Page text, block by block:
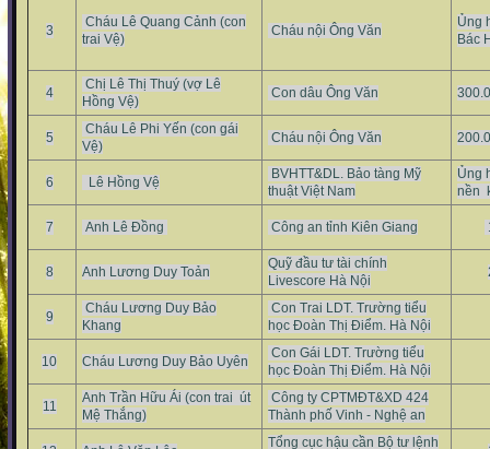
3
Cháu Lê Quang Cảnh (con
trai Vệ)
Cháu nội Ông Văn
Ủng
Bác
4
Chị Lê Thị Thuý (vợ Lê
Hồng Vệ)
Con dâu Ông Văn
5
Cháu Lê Phi Yến (con gái
Vệ)
Cháu nội Ông Văn
6 Lê Hồng Vệ
BVHTT&DL. Bảo tàng Mỹ
thuật Việt Nam
Ủng
nền
7 Anh Lê Đồng Công an tỉnh Kiên Giang
8 Anh Lương Duy Toản
Quỹ đầu tư tài chính
Livescore Hà Nội
9
Cháu Lương Duy Bảo
Khang
Con Trai LDT. Trường tiểu
học Đoàn Thị Điểm. Hà Nội
10 Cháu Lương Duy Bảo Uyên
Con Gái LDT. Trường tiểu
học Đoàn Thị Điểm. Hà Nội
11
Anh Trần Hữu Ái (con trai út
Mệ Thắng)
Công ty CPTMĐT&XD 424
Thành phố Vinh - Nghệ an
Tổng cục hậu cần Bộ tư lệnh